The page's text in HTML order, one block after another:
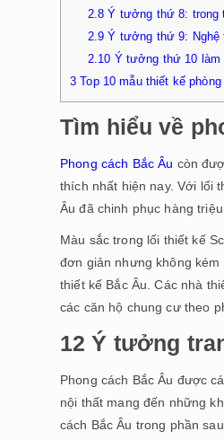
2.8 Ý tưởng thứ 8: trong
2.9 Ý tưởng thứ 9: Nghệ
2.10 Ý tưởng thứ 10 làm
3 Top 10 mẫu thiết kế
Tìm hiểu về
Phong cách Bắc Âu còn
thích nhất hiện nay. Với lối
Âu đã chinh phục hàng
Màu sắc trong lối thiết kế
đơn giản nhưng không
thiết kế Bắc Âu. Các nhà
các căn hộ chung cư theo
12 Ý tưởng
Phong cách Bắc Âu được
nội thất mang đến những
cách Bắc Âu trong phần